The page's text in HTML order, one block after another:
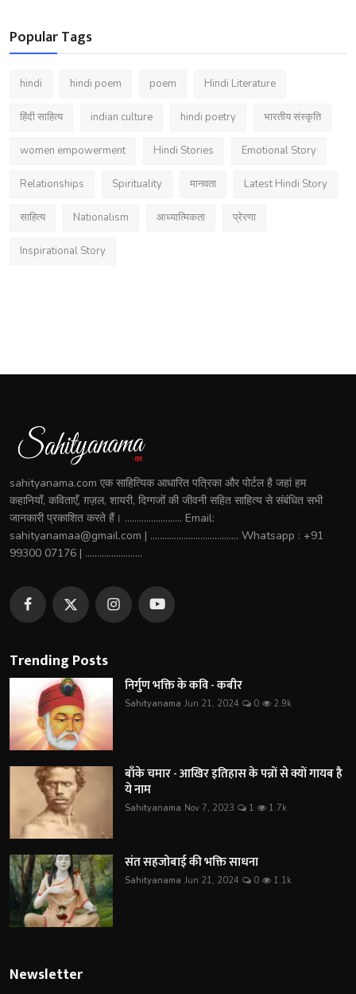
Popular Tags
hindi hindi poem poem Hindi Literature
हिंदी साहित्य indian culture hindi poetry भारतीय संस्कृति
women empowerment Hindi Stories Emotional Story
Relationships Spirituality मानवता Latest Hindi Story
साहित्य Nationalism आध्यात्मिकता प्रेरणा
Inspirational Story
sahityanama.com एक साहित्यिक आधारित पत्रिका और पोर्टल है जहां हम
कहानियाँ, कविताएँ, ग़ज़ल, शायरी, दिग्गजों की जीवनी सहित साहित्य से संबंधित सभी
जानकारी प्रकाशित करते हैं। ........................ Email:
sahityanamaa@gmail.com | ..................................... Whatsapp : +91
99300 07176 | ........................
Trending Posts
निर्गुण भक्ति के कवि - कबीर
Sahityanama Jun 21, 2024 0 2.9k
बाँके चमार - आखिर इतिहास के पन्नों से क्यों गायब है
ये नाम
Sahityanama Nov 7, 2023 1 1.7k
संत सहजोबाई की भक्ति साधना
Sahityanama Jun 21, 2024 0 1.1k
Newsletter